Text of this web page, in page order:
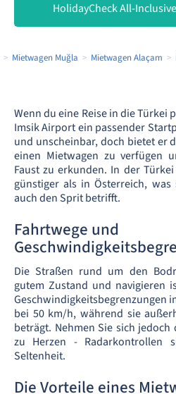
HolidayCheck All-
Mietwagen Muğla Mietwagen Alaçam
Wenn du eine Reise in die
Imsik Airport ein passender
und unscheinbar, doch bietet er
einen Mietwagen zu verfügen
Faust zu erkunden. In der
günstiger als in Österreich,
auch den Sprit betrifft.
Fahrtwege und
Die Straßen rund um den
gutem Zustand und navigieren
Geschwindigkeitsbegrenzungen
bei 50 km/h, während sie
beträgt. Nehmen Sie sich
zu Herzen - Radarkontrollen
Seltenheit.
Die Vorteile eines